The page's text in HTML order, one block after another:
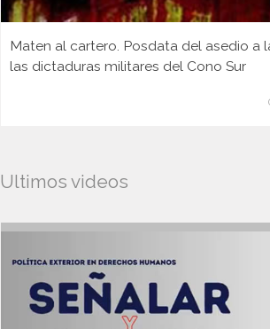
Maten al cartero. Posdata del asedio a
las dictaduras militares del Cono Sur
Ultimos videos